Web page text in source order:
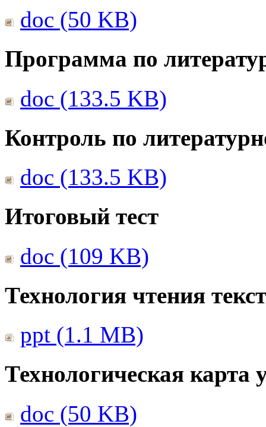
doc (50 KB)
Программа по
doc (133.5 KB)
Контроль по
doc (133.5 KB)
Итоговый тест
doc (109 KB)
Технология чтения
ppt (1.1 MB)
Технологическая карта
doc (50 KB)